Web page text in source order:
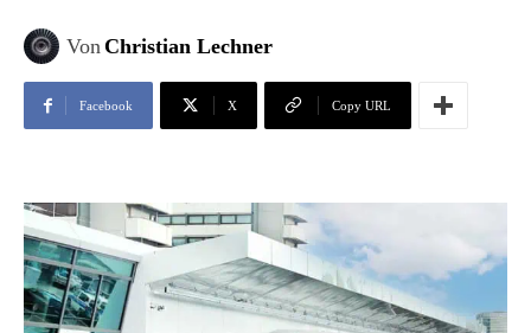
VonChristian Lechner
Facebook X Copy URL